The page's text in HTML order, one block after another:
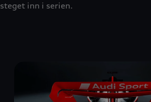
steget inn i serien.